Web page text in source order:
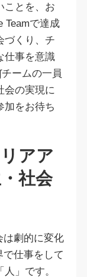
ことを、お
Teamで達成
づくり、チ
仕事を意識
ームの一員
会の実現に
加をお待ち
アア
社会
は劇的に変化
仕事をして
」です。